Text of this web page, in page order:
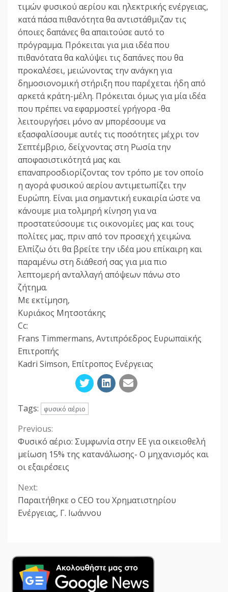
τιμών φυσικού αερίου και ηλεκτρικής ενέργειας,
κατά πάσα πιθανότητα θα αντιστάθμιζαν τις
όποιες δαπάνες θα απαιτούσε αυτό το
πρόγραμμα. Πρόκειται για μια ιδέα που
πιθανότατα θα καλύψει τις δαπάνες που θα
προκαλέσει, μειώνοντας την ανάγκη για
δημοσιονομική στήριξη που παρέχεται ήδη από
αρκετά κράτη-μέλη. Πρόκειται όμως για μία ιδέα
που πρέπει να εφαρμοστεί γρήγορα -θα
λειτουργήσει μόνο αν μπορέσουμε να
εξασφαλίσουμε αυτές τις ποσότητες μέχρι τον
Σεπτέμβριο, δείχνοντας στη Ρωσία την
αποφασιστικότητά μας και
επαναπροσδιορίζοντας τον τρόπο με τον οποίο
η αγορά φυσικού αερίου αντιμετωπίζει την
Ευρώπη. Είναι μια σημαντική ευκαιρία ώστε να
κάνουμε μια τολμηρή κίνηση για να
προστατεύσουμε τις οικονομίες μας και τους
πολίτες μας, πριν από τον προσεχή χειμώνα.
Ελπίζω ότι θα βρείτε την ιδέα μου επίκαιρη και
παραμένω στη διάθεσή σας για μια πιο
λεπτομερή ανταλλαγή απόψεων πάνω στο
ζήτημα.
Με εκτίμηση,
Κυριάκος Μητσοτάκης
Cc:
Frans Timmermans, Αντιπρόεδρος Ευρωπαϊκής
Επιτροπής
Kadri Simson, Επίτροπος Ενέργειας
Tags: φυσικό αέριο
Continue
Reading
Previous:
Φυσικό αέριο: Συμφωνία στην ΕΕ για οικειοθελή
μείωση 15% της κατανάλωσης- Ο μηχανισμός και
οι εξαιρέσεις
Next:
Παραιτήθηκε ο CEO του Χρηματιστηρίου
Ενέργειας, Γ. Ιωάννου